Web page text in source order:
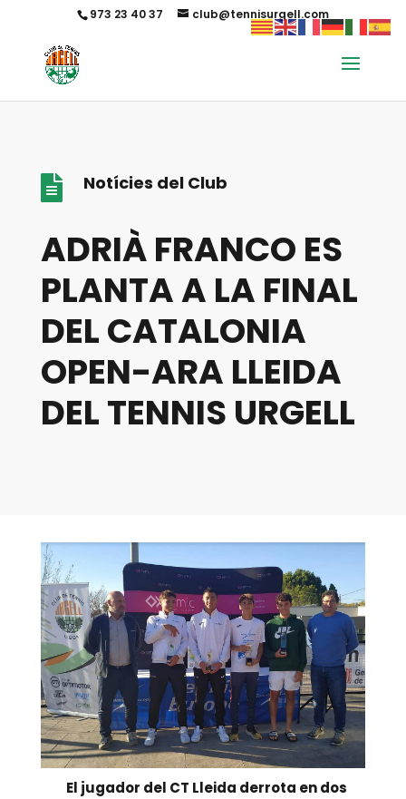
973 23 40 37 club@tennisurgell.com
 Notícies del Club
ADRIÀ FRANCO ES
PLANTA A LA FINAL
DEL CATALONIA
OPEN-ARA LLEIDA
DEL TENNIS URGELL
El jugador del CT Lleida derrota en dos